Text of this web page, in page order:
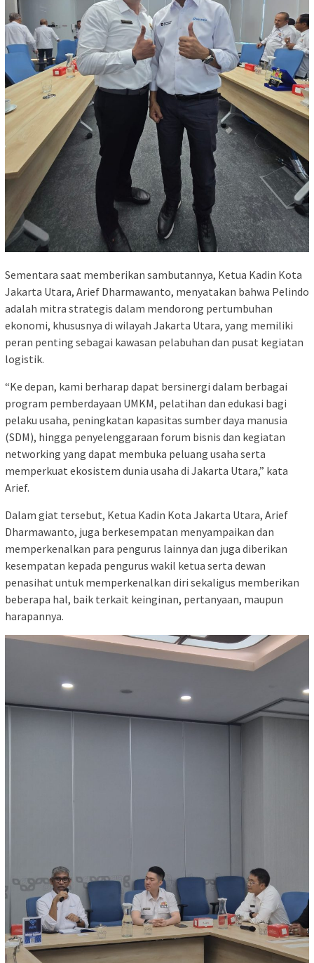
Sementara saat memberikan sambutannya, Ketua Kadin Kota
Jakarta Utara, Arief Dharmawanto, menyatakan bahwa Pelindo
adalah mitra strategis dalam mendorong pertumbuhan
ekonomi, khususnya di wilayah Jakarta Utara, yang memiliki
peran penting sebagai kawasan pelabuhan dan pusat kegiatan
logistik.
“Ke depan, kami berharap dapat bersinergi dalam berbagai
program pemberdayaan UMKM, pelatihan dan edukasi bagi
pelaku usaha, peningkatan kapasitas sumber daya manusia
(SDM), hingga penyelenggaraan forum bisnis dan kegiatan
networking yang dapat membuka peluang usaha serta
memperkuat ekosistem dunia usaha di Jakarta Utara,” kata
Arief.
Dalam giat tersebut, Ketua Kadin Kota Jakarta Utara, Arief
Dharmawanto, juga berkesempatan menyampaikan dan
memperkenalkan para pengurus lainnya dan juga diberikan
kesempatan kepada pengurus wakil ketua serta dewan
penasihat untuk memperkenalkan diri sekaligus memberikan
beberapa hal, baik terkait keinginan, pertanyaan, maupun
harapannya.